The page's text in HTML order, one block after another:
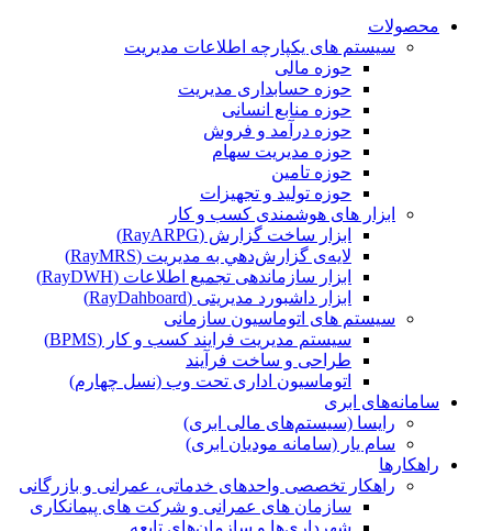
محصولات
سیستم های یکپارچه اطلاعات مدیریت
حوزه مالی
حوزه حسابداری مدیریت
حوزه منابع انسانی
حوزه درآمد و فروش
حوزه مدیریت سهام
حوزه تامین
حوزه تولید و تجهیزات
ابزار های هوشمندی کسب و کار
ابزار ساخت گزارش (RayARPG)
لایه‌ی گزارش‌دهي به مديريت (RayMRS)
ابزار سازماندهی تجمیع اطلاعات (RayDWH)
ابزار داشبورد مدیریتی (RayDahboard)
سیستم های اتوماسیون سازمانی
سیستم مدیریت فرایند کسب و کار (BPMS)
طراحی و ساخت فرآیند
اتوماسیون اداری تحت وب (نسل چهارم)
سامانه‌های ابری
رایسا (سیستم‌های مالی ابری)
سام یار (سامانه مودیان ابری)
راهکارها
راهکار تخصصی واحدهای خدماتی، عمرانی و بازرگانی
سازمان های عمرانی و شرکت های پیمانکاری
شهرداری‌ها و سازمان‌های تابعه